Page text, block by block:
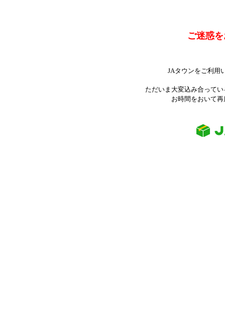
ご迷惑
JAタウンをご利用
ただいま大変込み合って
お時間をおいて